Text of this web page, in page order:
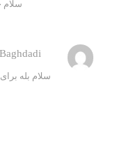
Baghdadi